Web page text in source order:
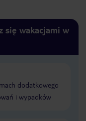
się wakacjami w
dodatkowego
i wypadków